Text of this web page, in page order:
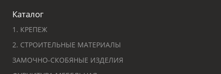
Каталог
1. КРЕПЕЖ
2. СТРОИТЕЛЬНЫЕ МАТЕРИАЛЫ
ЗАМОЧНО-СКОБЯНЫЕ ИЗДЕЛИЯ